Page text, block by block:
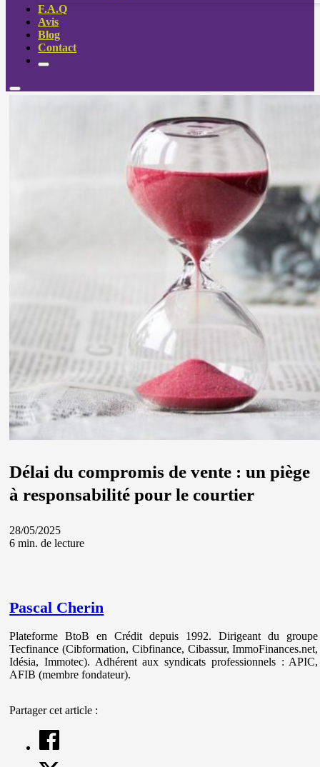
F.A.Q
Avis
Blog
Contact
Délai du compromis de vente : un piège
à responsabilité pour le courtier
28/05/2025
6 min. de lecture
Pascal Cherin
Plateforme BtoB en Crédit depuis 1992. Dirigeant du groupe
Tecfinance (Cibformation, Cibfinance, Cibassur, ImmoFinances.net,
Idésia, Immotec). Adhérent aux syndicats professionnels : APIC,
AFIB (membre fondateur).
Partager cet article :